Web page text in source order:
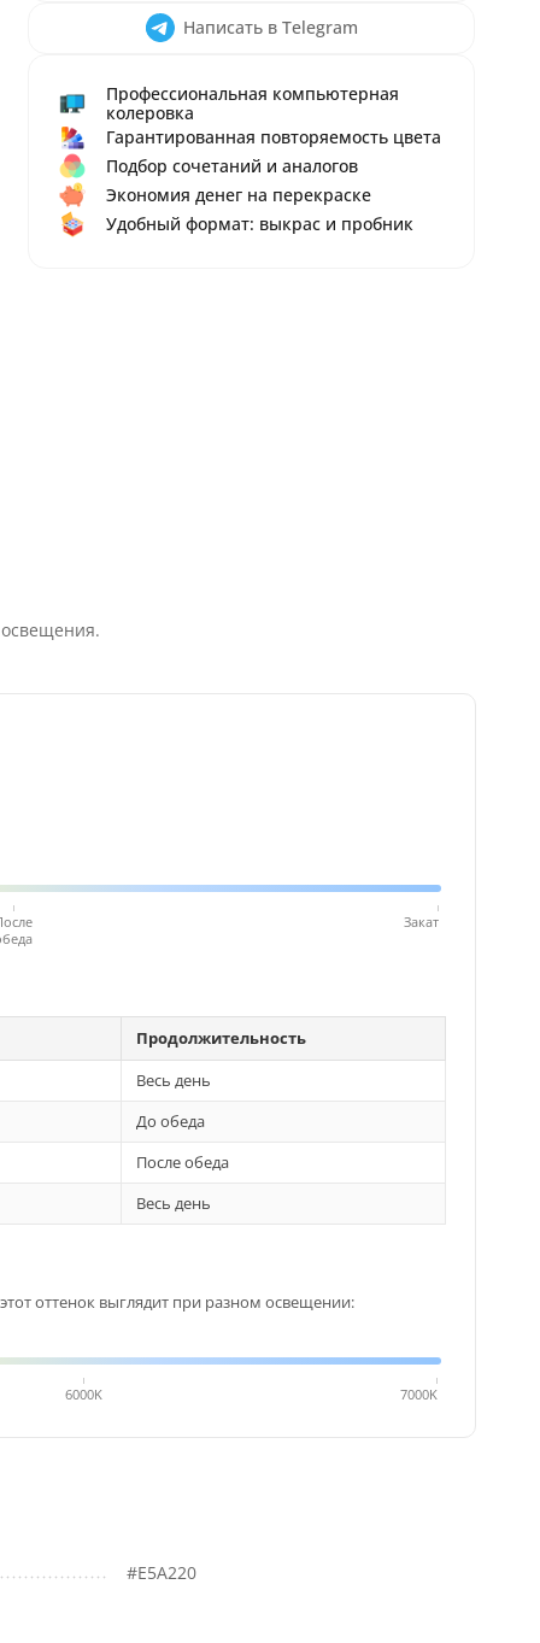
Написать в Telegram
Профессиональная компьютерная
колеровка
Гарантированная повторяемость цвета
Подбор сочетаний и аналогов
Экономия денег на перекраске
Удобный формат: выкрас и пробник
Закат
Продолжительность
Весь день
До обеда
После обеда
Весь день
оттенок выглядит при разном освещении:
6000K 7000K
#E5A220